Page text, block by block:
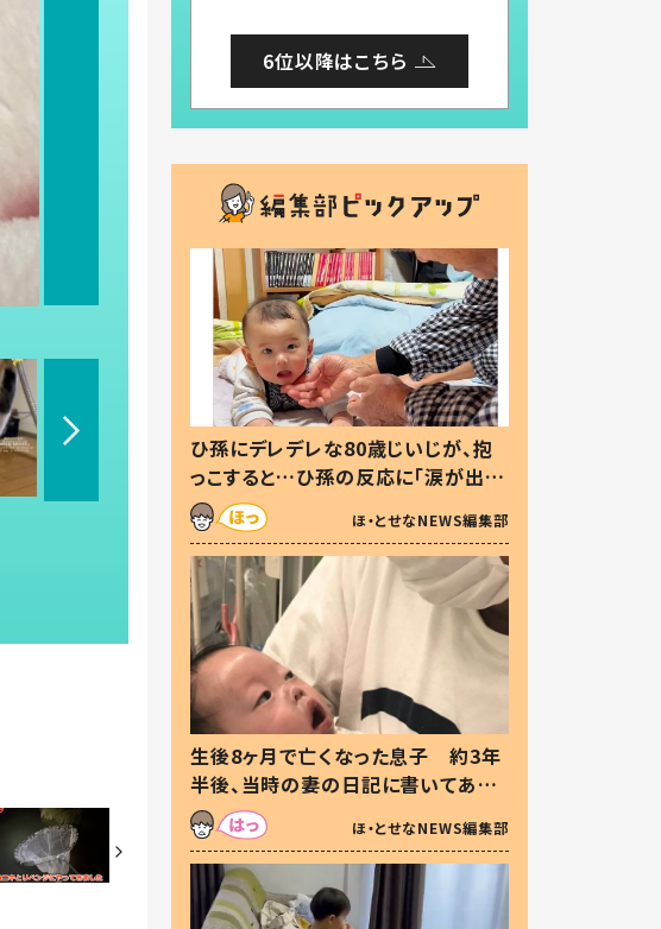
6位以降はこちら
ひ孫にデレデレな80歳じいじが、抱
っこすると…ひ孫の反応に「涙が出ま
した」「可愛くて仕方ない」
ほ・とせなNEWS編集部
生後8ヶ月で亡くなった息子 約3年
半後、当時の妻の日記に書いてあっ
た本音とは
ほ・とせなNEWS編集部